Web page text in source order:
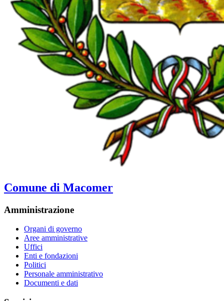
Comune di Macomer
Amministrazione
Organi di governo
Aree amministrative
Uffici
Enti e fondazioni
Politici
Personale amministrativo
Documenti e dati